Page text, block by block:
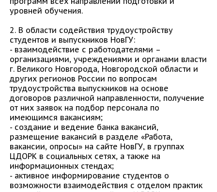
уровней обучения.
2. В области содействия трудоустройству
студентов и выпускников НовГУ:
- взаимодействие с работодателями –
организациями, учреждениями и органами власти
г. Великого Новгорода, Новгородской области и
других регионов России по вопросам
трудоустройства выпускников на основе
договоров различной направленности, получение
от них заявок на подбор персонала по
имеющимся вакансиям;
- создание и ведение банка вакансий,
размещение вакансий в разделе «Работа,
вакансии, опросы» на сайте НовГУ, в группах
ЦДОРК в социальных сетях, а также на
информационных стендах;
- активное информирование студентов о
возможности взаимодействия с отделом практик